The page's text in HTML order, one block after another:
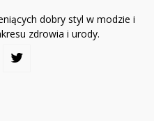
dobry styl w modzie i
zdrowia i urody.